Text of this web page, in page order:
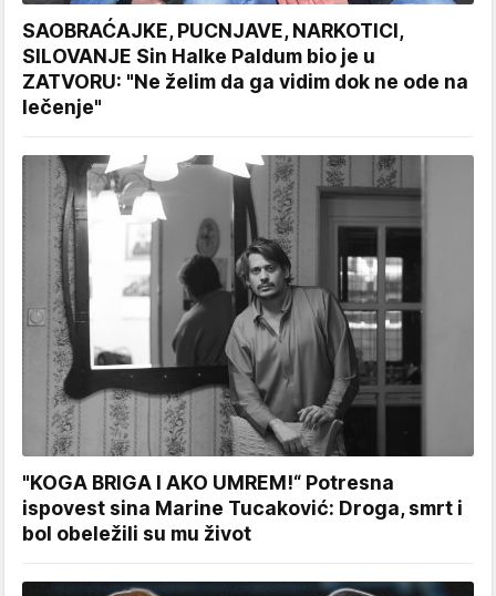
SAOBRAĆAJKE, PUCNJAVE, NARKOTICI,
SILOVANJE Sin Halke Paldum bio je u
ZATVORU: "Ne želim da ga vidim dok ne ode na
lečenje"
"KOGA BRIGA I AKO UMREM!“ Potresna
ispovest sina Marine Tucaković: Droga, smrt i
bol obeležili su mu život